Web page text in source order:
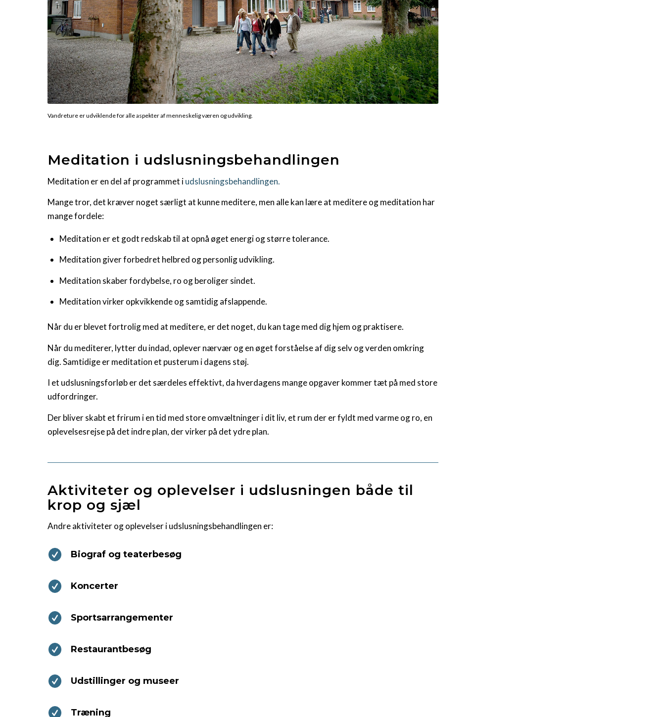
Vandreture er udviklende for alle aspekter af menneskelig væren og udvikling.
Meditation i udslusningsbehandlingen
Meditation er en del af programmet iudslusningsbehandlingen.
Mange tror, det kræver noget særligt at kunne meditere, men alle kan lære at meditere og meditation har
mange fordele:
Meditation er et godt redskab til at opnå øget energi og større tolerance.
Meditation giver forbedret helbred og personlig udvikling.
Meditation skaber fordybelse, ro og beroliger sindet.
Meditation virker opkvikkende og samtidig afslappende.
Når du er blevet fortrolig med at meditere, er det noget, du kan tage med dig hjem og praktisere.
Når du mediterer, lytter du indad, oplever nærvær og en øget forståelse af dig selv og verden omkring
dig. Samtidige er meditation et pusterum i dagens støj.
I et udslusningsforløb er det særdeles effektivt, da hverdagens mange opgaver kommer tæt på med store
udfordringer.
Der bliver skabt et frirum i en tid med store omvæltninger i dit liv, et rum der er fyldt med varme og ro, en
oplevelsesrejse på det indre plan, der virker på det ydre plan.
Aktiviteter og oplevelser i udslusningen både til
krop og sjæl
Andre aktiviteter og oplevelser i udslusningsbehandlingen er:
Biograf og teaterbesøg
Koncerter
Sportsarrangementer
Restaurantbesøg
Udstillinger og museer
Træning